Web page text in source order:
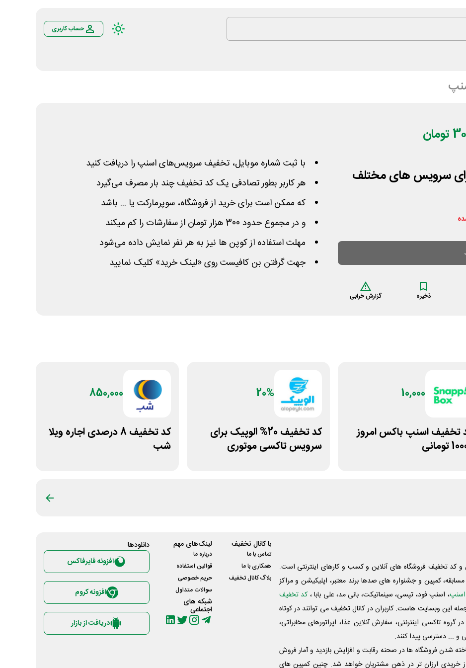
حساب کاربری
برای سرویس های مختلف
ذخیره گزارش خرابی
با ثبت شماره موبایل، تخفیف سرویس‌های اسنپ را دریافت کنید
هر کاربر بطور تصادفی یک کد تخفیف چند بار مصرف می‌گیرد
که ممکن است برای خرید از فروشگاه، سوپرمارکت یا ... باشد
و در مجموع حدود 300 هزار تومان از سفارشات را کم میکند
مهلت استفاده از کوپن ها نیز به هر نفر نمایش داده می‌شود
جهت گرفتن بن کافیست روی «لینک خرید» کلیک نمایید
10,000
تخفیف اسنپ باکس امروز
تومانی
20%
کد تخفیف 20% الوپیک برای
سرویس تاکسی موتوری
850,000
کد تخفیف 8 درصدی اجاره ویلا
شب
کد تخفیف فروشگاه های آنلاین و کسب و‌ کارهای اینترنتی است.
کمپین و جشنواره های صدها برند معتبر، اپلیکیشن و مراکز
اسنپ، اسنپ فود، تپسی، سینماتیکت، بانی مد، علی‌ بابا ، کد تخفیف
این وبسایت ‌هاست. کاربران در کانال تخفیف می توانند در کوتاه
تاکسی اینترنتی، سفارش آنلاین غذا، اپراتورهای مخابراتی،
و ... دسترسی پیدا کنند.
شدن فروشگاه ها در صحنه رقابت و افزایش بازدید و آمار فروش
خریدی ارزان تر در ذهن مشتریان خواهد شد. چنین کمپین های
با کانال تخفیف
تماس با ما
همکاری با ما
بلاگ کانال تخفیف
لینک‌های مهم
درباره ما
قوانین استفاده
حریم خصوصی
سوالات متداول
شبکه های
اجتماعی
دانلود‌ها
افزونه فایرفاکس
افزونه کروم
دریافت از بازار